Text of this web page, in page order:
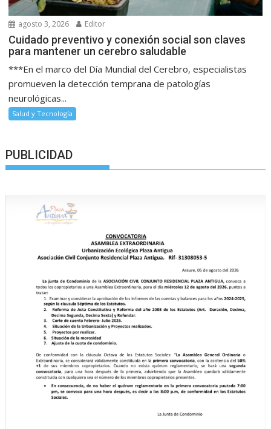
agosto 3, 2026 Editor
Cuidado preventivo y conexión social son claves
para mantener un cerebro saludable
***En el marco del Día Mundial del Cerebro, especialistas
promueven la detección temprana de patologías
neurológicas...
Salud y Tecnología
PUBLICIDAD